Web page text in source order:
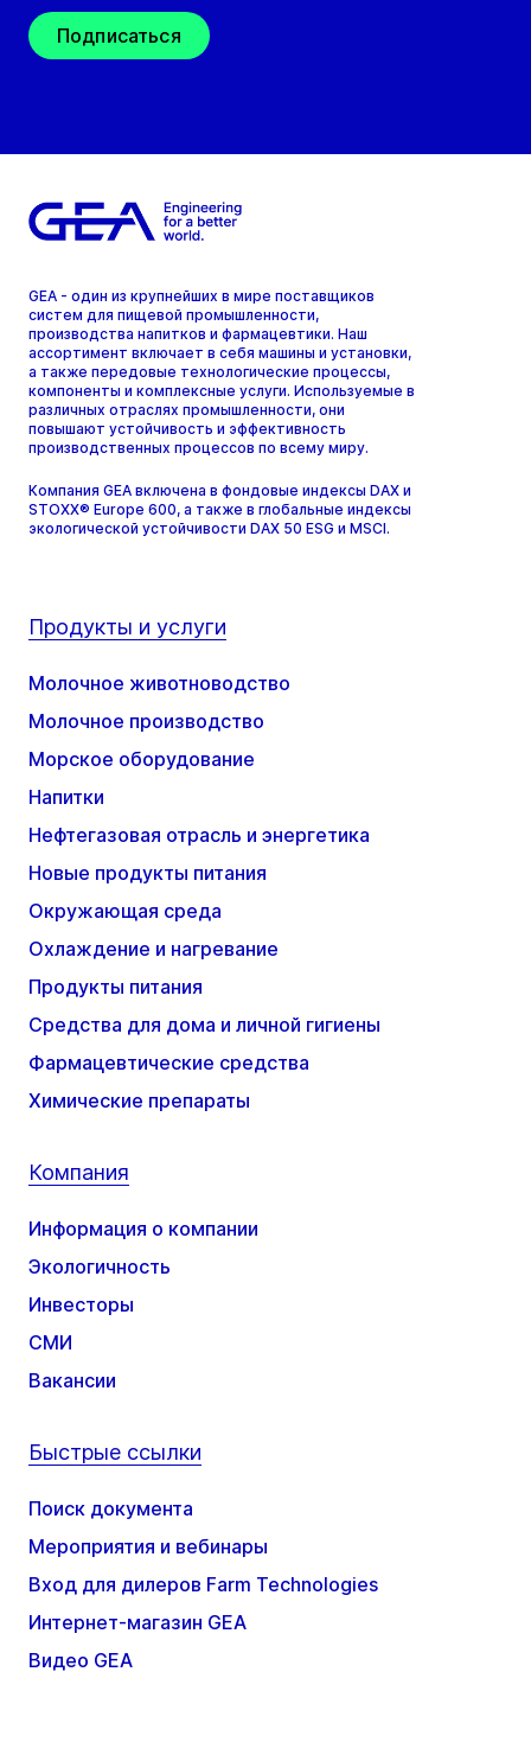
Подписаться
GEA - один из крупнейших в мире поставщиков
систем для пищевой промышленности,
производства напитков и фармацевтики. Наш
ассортимент включает в себя машины и установки,
а также передовые технологические процессы,
компоненты и комплексные услуги. Используемые в
различных отраслях промышленности, они
повышают устойчивость и эффективность
производственных процессов по всему миру.
Компания GEA включена в фондовые индексы DAX и
STOXX® Europe 600, а также в глобальные индексы
экологической устойчивости DAX 50 ESG и MSCI.
Продукты и услуги
Молочное животноводство
Молочное производство
Морское оборудование
Напитки
Нефтегазовая отрасль и энергетика
Новые продукты питания
Окружающая среда
Охлаждение и нагревание
Продукты питания
Средства для дома и личной гигиены
Фармацевтические средства
Химические препараты
Компания
Информация о компании
Экологичность
Инвесторы
СМИ
Вакансии
Быстрые ссылки
Поиск документа
Мероприятия и вебинары
Вход для дилеров Farm Technologies
Интернет-магазин GEA
Видео GEA